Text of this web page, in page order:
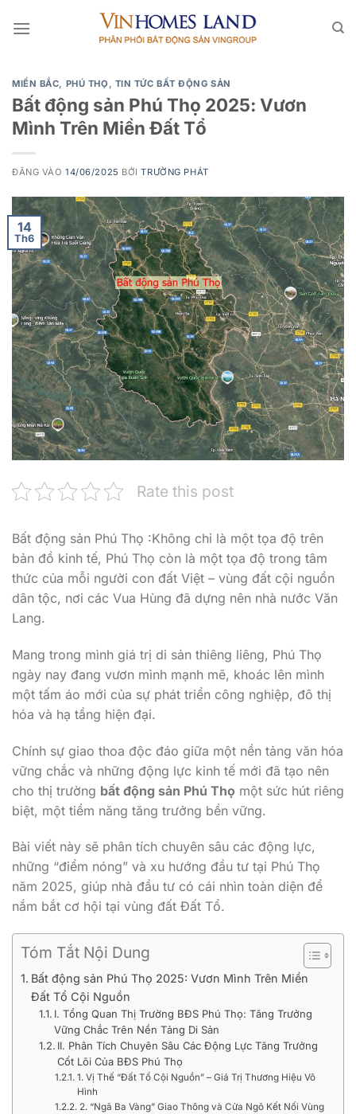
qua
MIỀN BẮC, PHÚ THỌ , TIN TỨC BẤT ĐỘNG SẢN
Bất động sản Phú Thọ 2025: Vươn
Mình Trên Miền Đất Tổ
ĐĂNG VÀO14/06/2025 BỞITRƯỜNG PHÁT
14
Th6
Rate this post
Bất động sản Phú Thọ :Không chỉ là một tọa độ trên
bản đồ kinh tế, Phú Thọ còn là một tọa độ trong tâm
thức của mỗi người con đất Việt – vùng đất cội nguồn
dân tộc, nơi các Vua Hùng đã dựng nên nhà nước Văn
Lang.
Mang trong mình giá trị di sản thiêng liêng, Phú Thọ
ngày nay đang vươn mình mạnh mẽ, khoác lên mình
một tấm áo mới của sự phát triển công nghiệp, đô thị
hóa và hạ tầng hiện đại.
Chính sự giao thoa độc đáo giữa một nền tảng văn hóa
vững chắc và những động lực kinh tế mới đã tạo nên
cho thị trường bất động sản Phú Thọ một sức hút riêng
biệt, một tiềm năng tăng trưởng bền vững.
Bài viết này sẽ phân tích chuyên sâu các động lực,
những “điểm nóng” và xu hướng đầu tư tại Phú Thọ
năm 2025, giúp nhà đầu tư có cái nhìn toàn diện để
nắm bắt cơ hội tại vùng đất Đất Tổ.
Tóm Tắt Nội Dung
Bất động sản Phú Thọ 2025: Vươn Mình Trên Miền
Đất Tổ Cội Nguồn
I. Tổng Quan Thị Trường BĐS Phú Thọ: Tăng Trưởng
Vững Chắc Trên Nền Tảng Di Sản
II. Phân Tích Chuyên Sâu Các Động Lực Tăng Trưởng
Cốt Lõi Của BĐS Phú Thọ
1. Vị Thế “Đất Tổ Cội Nguồn” – Giá Trị Thương Hiệu Vô
Hình
2. “Ngã Ba Vàng” Giao Thông và Cửa Ngõ Kết Nối Vùng